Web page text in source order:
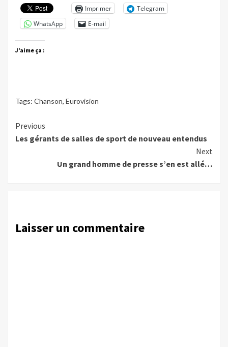
Imprimer
Telegram
WhatsApp
E-mail
J’aime ça :
Tags: Chanson, Eurovision
Continue
Reading
Previous
Les gérants de salles de sport de nouveau entendus
Next
Un grand homme de presse s’en est allé…
Laisser un commentaire